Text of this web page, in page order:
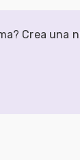
Crea una